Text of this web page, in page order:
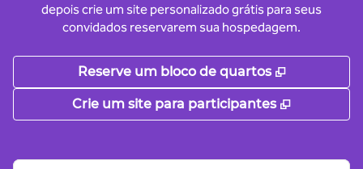
depois crie um site personalizado grátis para seus
convidados reservarem sua hospedagem.
Reserve um bloco de quartos ,
Crie um site para participantes ,